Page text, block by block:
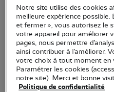
oiseaux reviennent
d’autres animaux se
sortie pour découvrir la
crépusculaire.
Notre site utilise des cookies
meilleure expérience possible.
et fermer », vous autorisez le
votre appareil pour améliorer
pages, nous permettre
ainsi contribuer à l’améliorer.
votre choix à tout moment en
Paramétrer les cookies
notre site). Merci et bonne
Politique de confidentialité